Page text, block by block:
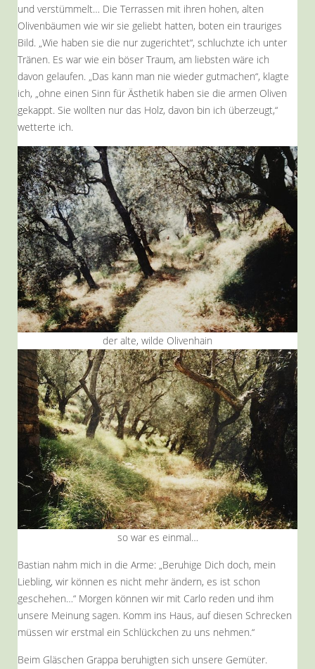
und verstümmelt… Die Terrassen mit ihren hohen, alten
Olivenbäumen wie wir sie geliebt hatten, boten ein trauriges
Bild. „Wie haben sie die nur zugerichtet“, schluchzte ich unter
Tränen. Es war wie ein böser Traum, am liebsten wäre ich
davon gelaufen. „Das kann man nie wieder gutmachen“, klagte
ich, „ohne einen Sinn für Ästhetik haben sie die armen Oliven
gekappt. Sie wollten nur das Holz, davon bin ich überzeugt,“
wetterte ich.
der alte, wilde Olivenhain
so war es einmal…
Bastian nahm mich in die Arme: „Beruhige Dich doch, mein
Liebling, wir können es nicht mehr ändern, es ist schon
geschehen…“ Morgen können wir mit Carlo reden und ihm
unsere Meinung sagen. Komm ins Haus, auf diesen Schrecken
müssen wir erstmal ein Schlückchen zu uns nehmen.“
Beim Gläschen Grappa beruhigten sich unsere Gemüter.